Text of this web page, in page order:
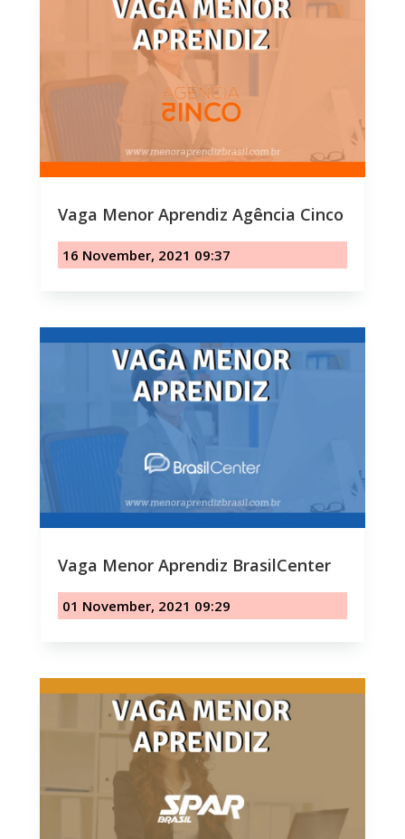
Vaga Menor Aprendiz Agência Cinco
16 November, 2021 09:37
Vaga Menor Aprendiz BrasilCenter
01 November, 2021 09:29